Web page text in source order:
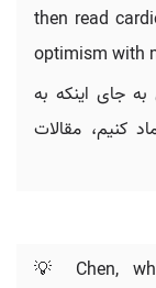
then read
optimism with
جای اینکه به
کنیم، مقالات
💡 Chen,